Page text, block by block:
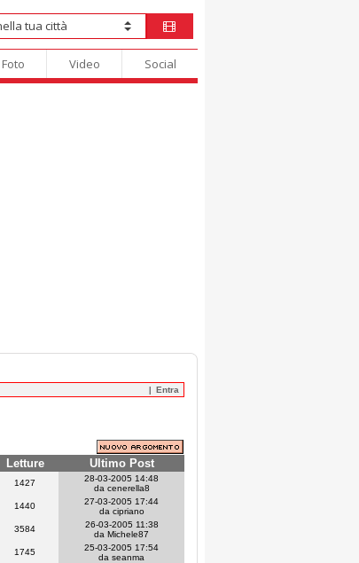
Video Social
Entra
Letture
Ultimo Post
1427
28-03-2005 14:48
da cenerella8
1440
27-03-2005 17:44
da cipriano
3584
26-03-2005 11:38
da Michele87
1745
25-03-2005 17:54
da seanma